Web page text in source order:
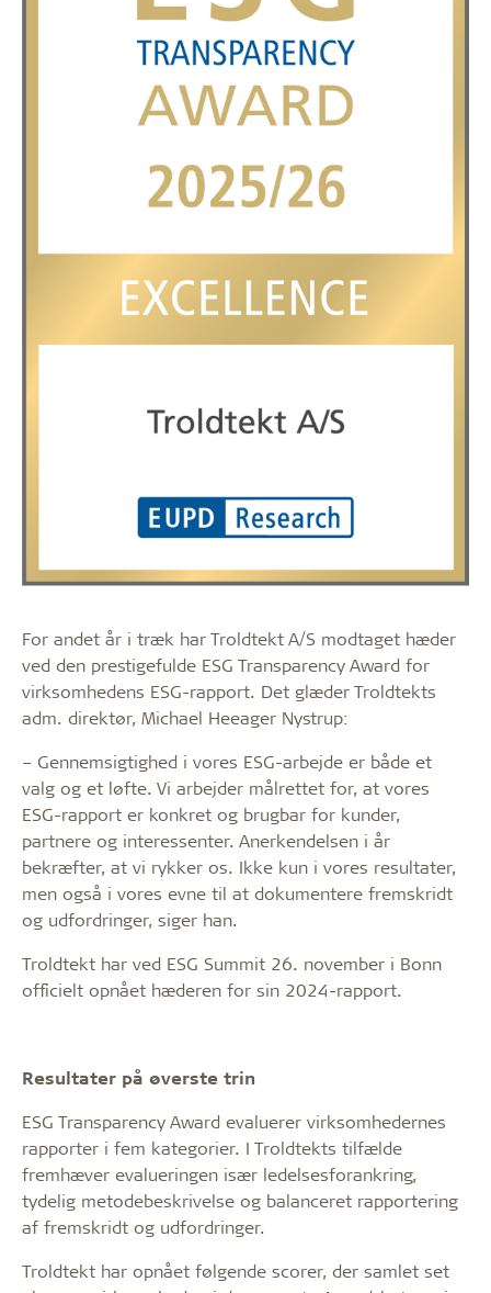
For andet år i træk har Troldtekt A/S modtaget hæder
ved den prestigefulde ESG Transparency Award for
virksomhedens ESG-rapport. Det glæder Troldtekts
adm. direktør, Michael Heeager Nystrup:
– Gennemsigtighed i vores ESG-arbejde er både et
valg og et løfte. Vi arbejder målrettet for, at vores
ESG-rapport er konkret og brugbar for kunder,
partnere og interessenter. Anerkendelsen i år
bekræfter, at vi rykker os. Ikke kun i vores resultater,
men også i vores evne til at dokumentere fremskridt
og udfordringer, siger han.
Troldtekt har ved ESG Summit 26. november i Bonn
officielt opnået hæderen for sin 2024-rapport.
Resultater på øverste trin
ESG Transparency Award evaluerer virksomhedernes
rapporter i fem kategorier. I Troldtekts tilfælde
fremhæver evalueringen især ledelsesforankring,
tydelig metodebeskrivelse og balanceret rapportering
af fremskridt og udfordringer.
Troldtekt har opnået følgende scorer, der samlet set